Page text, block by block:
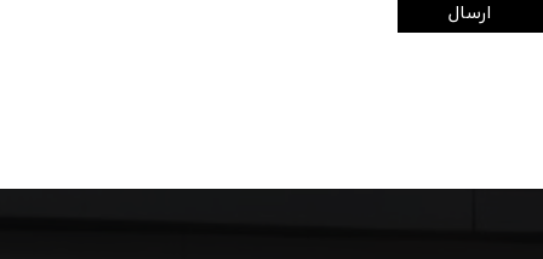
ارسال